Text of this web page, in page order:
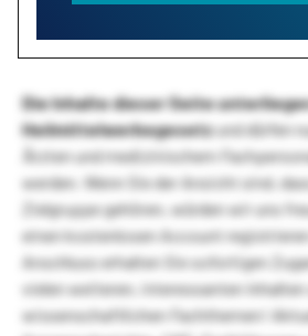
Die Inhalte dieser Seite
Heilmittelwerbegesetzund dürfen
Ärzten und medizinischem
werden. Wenn Sie der Ansicht sind,
Zielgruppe gehören, würden wir uns
einen kostenlosen Account
Anschluss erhalten Sie sofortigen
vielen weiteren, interessanten Inhalten
wissenschaftlichen Fachthemen!